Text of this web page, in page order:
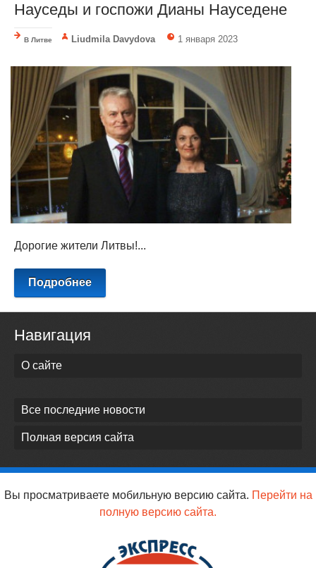
Науседы и госпожи Дианы Науседене
В Литве Liudmila Davydova 1 января 2023
Дорогие жители Литвы!...
Подробнее
Навигация
О сайте
Все последние новости
Полная версия сайта
Вы просматриваете мобильную версию сайта. Перейти на
полную версию сайта.